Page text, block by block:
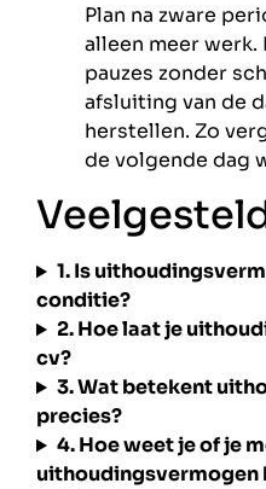
Plan na zware
alleen meer
pauzes zonder
afsluiting van de
herstellen. Zo
de volgende dag
1. Is
conditie?
2. Hoe laat je
cv?
3. Wat betekent
precies?
4. Hoe weet je of je
uithoudingsvermogen